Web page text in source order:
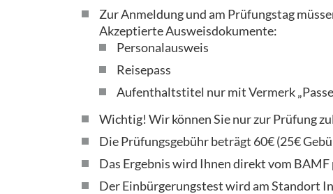
Zur Anmeldung und am Prüfungstag
Akzeptierte Ausweisdokumente:
Personalausweis
Reisepass
Aufenthaltstitel nur mit Vermerk
Wichtig! Wir können Sie nur zur Prüfung
Die Prüfungsgebühr beträgt 60€ (25€
Das Ergebnis wird Ihnen direkt vom
Der Einbürgerungstest wird am Standort